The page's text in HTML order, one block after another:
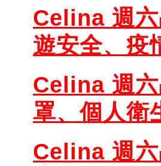
Celina 週
遊安全、疫
Celina 週
罩、個人衛
Celina 週